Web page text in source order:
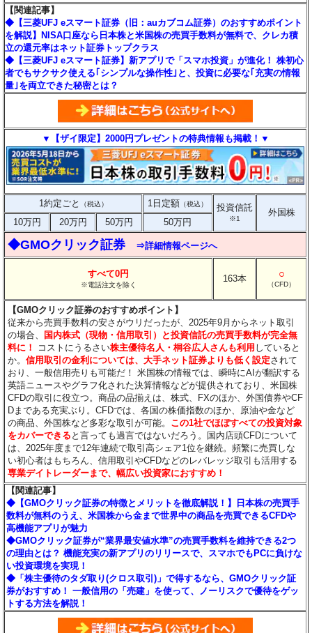
【関連記事】
◆【三菱UFJ eスマート証券（旧：auカブコム証券）のおすすめポイント
を解説】NISA口座なら日本株と米国株の売買手数料が無料で、クレカ積
立の還元率はネット証券トップクラス
◆【三菱UFJ eスマート証券】新アプリで「スマホ投資」が進化！ 株初心
者でもサクサク使える｢シンプルな操作性｣と、投資に必要な｢充実の情報
量｣を両立できた秘密とは？
▼【ザイ限定】2000円プレゼントの特典情報も掲載！▼
1約定ごと （税込） 1日定額 （税込） 投資信託
※1
外国株
10万円
20万円 50万円 50万円
◆GMOクリック証券 ⇒詳細情報ページへ
すべて0円
※電話注文を除く
163本 ○
（CFD）
【GMOクリック証券のおすすめポイント】
従来から売買手数料の安さがウリだったが、2025年9月からネット取引
の場合、
国内株式（現物・信用取引）と投資信託の売買手数料が完全無
料に！
コストにうるさい株主優待名人・桐谷広人さんも利用 していると
か。信用取引の金利については、大手ネット証券よりも低く設定されて
おり、一般信用売りも可能だ！ 米国株の情報では、瞬時にAIが翻訳する
英語ニュースやグラフ化された決算情報などが提供されており、米国株
CFDの取引に役立つ。商品の品揃えは、株式、FXのほか、外国債券やCF
Dまである充実ぶり。CFDでは、各国の株価指数のほか、原油や金など
の商品、外国株など多彩な取引が可能。 この1社でほぼすべての投資対象
をカバーできる と言っても過言ではないだろう。国内店頭CFDについて
は、2025年度まで12年連続で取引高シェア1位を継続。頻繁に売買しな
い初心者はもちろん、信用取引やCFDなどのレバレッジ取引も活用する
専業デイトレーダーまで、幅広い投資家におすすめ！
【関連記事】
◆【GMOクリック証券の特徴とメリットを徹底解説！】日本株の売買手
数料が無料のうえ、米国株から金まで世界中の商品を売買できるCFDや
高機能アプリが魅力
◆GMOクリック証券が“業界最安値水準”の売買手数料を維持できる2つ
の理由とは？ 機能充実の新アプリのリリースで、スマホでもPCに負けな
い投資環境を実現！
◆「株主優待のタダ取り(クロス取引)」で得するなら、GMOクリック証
券がおすすめ！ 一般信用の「売建」を使って、ノーリスクで優待をゲッ
トする方法を解説！